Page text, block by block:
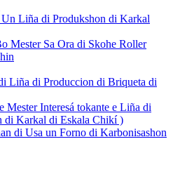
Liña di Produkshon di Karkal
Mester Sa Ora di Skohe Roller
Liña di Produccion di Briqueta di
Mester Interesá tokante e Liña di
di Karkal di Eskala Chikí )
di Usa un Forno di Karbonisashon